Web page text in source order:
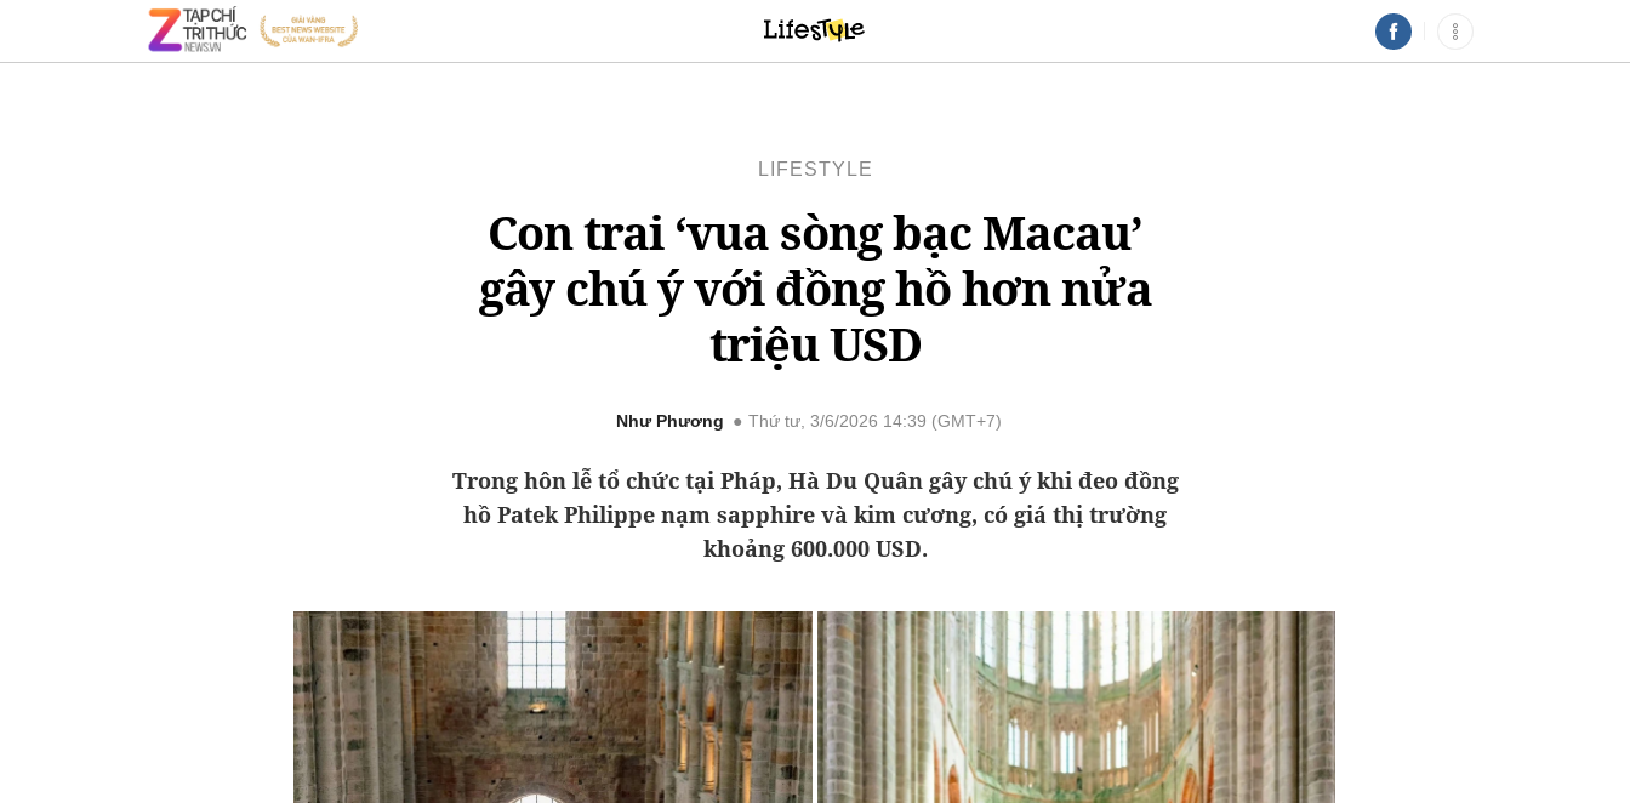
LIFESTYLE
Con trai ‘vua sòng bạc Macau’
gây chú ý với đồng hồ hơn nửa
triệu USD
Như Phương Thứ tư, 3/6/2026 14:39 (GMT+7)
Trong hôn lễ tổ chức tại Pháp, Hà Du Quân gây chú ý khi đeo đồng
hồ Patek Philippe nạm sapphire và kim cương, có giá thị trường
khoảng 600.000 USD.